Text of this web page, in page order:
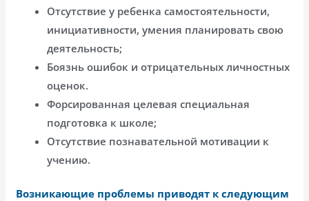
Отсутствие у ребенка самостоятельности,
инициативности, умения планировать свою
деятельность;
Боязнь ошибок и отрицательных личностных
оценок.
Форсированная целевая специальная
подготовка к школе;
Отсутствие познавательной мотивации к
учению.
Возникающие проблемы приводят к следующим